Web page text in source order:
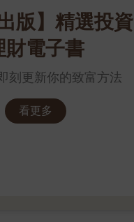
版】精選投資
財電子書
刻更新你的致富方法
看更多